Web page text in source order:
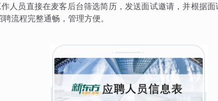
人员直接在麦客后台筛选简历，发送面试邀请，并根据
流程完整通畅，管理方便。